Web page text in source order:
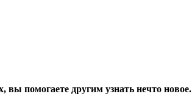
вы помогаете другим узнать нечто новое.